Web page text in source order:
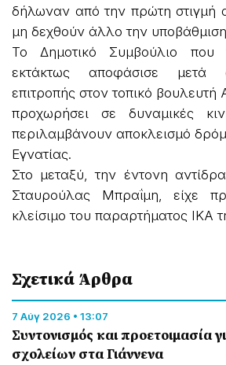
δήλωναν από την πρώτη στιγμή
μη δεχθούν άλλο την
Το Δημοτικό Συμβούλιο που
εκτάκτως αποφάσισε μετά
επιτροπής στον τοπικό
προχωρήσει σε δυναμικές
περιλαμβάνουν αποκλεισμό
Εγνατίας.
Στο μεταξύ, την έντονη
Σταυρούλας Μπραΐμη, είχε
κλείσιμο του παραρτήματος ΙΚΑ
Σχετικά Άρθρα
7 Αύγ 2026 • 13:07
Συντονισμός και προετοιμασία
σχολείων στα Γιάννενα